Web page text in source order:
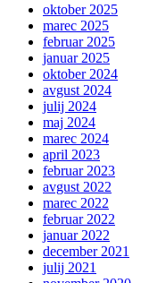
oktober 2025
marec 2025
februar 2025
januar 2025
oktober 2024
avgust 2024
julij 2024
maj 2024
marec 2024
april 2023
februar 2023
avgust 2022
marec 2022
februar 2022
januar 2022
december 2021
julij 2021